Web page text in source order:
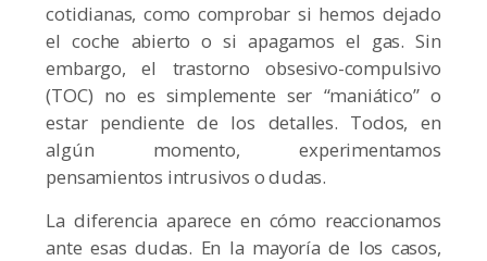
cotidianas, como comprobar si hemos dejado
el coche abierto o si apagamos el gas. Sin
embargo, el trastorno obsesivo-compulsivo
(TOC) no es simplemente ser “maniático” o
estar pendiente de los detalles. Todos, en
algún momento, experimentamos
pensamientos intrusivos o dudas.
La diferencia aparece en cómo reaccionamos
ante esas dudas. En la mayoría de los casos,